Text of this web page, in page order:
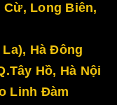
Cừ, Long Biên,
La), Hà Đông
Hồ, Hà Nội
Linh Đàm